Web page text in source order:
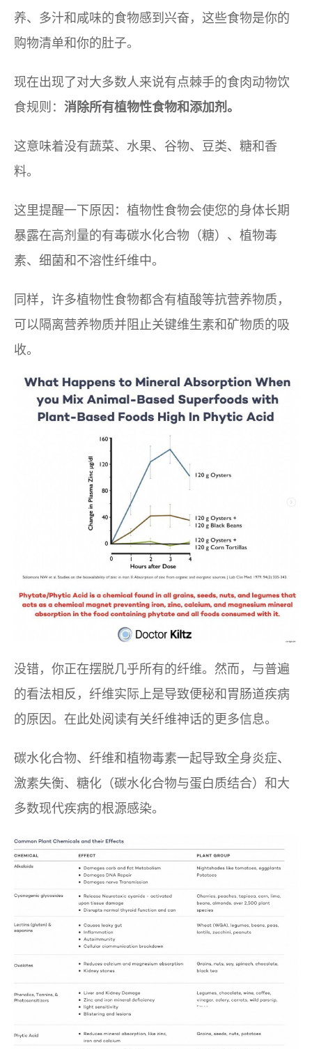
养、多汁和咸味的食物感到兴奋，这些食物是你的
购物清单和你的肚子。
现在出现了对大多数人来说有点棘手的食肉动物饮
食规则： 消除所有植物性食物和添加剂。
这意味着没有蔬菜、水果、谷物、豆类、糖和香
料。
这里提醒一下原因：植物性食物会使您的身体长期
暴露在高剂量的有毒碳水化合物（糖）、植物毒
素、细菌和不溶性纤维中。
同样，许多植物性食物都含有植酸等抗营养物质，
可以隔离营养物质并阻止关键维生素和矿物质的吸
收。
没错，你正在摆脱几乎所有的纤维。然而，与普遍
的看法相反，纤维实际上是导致便秘和胃肠道疾病
的原因。在此处阅读有关纤维神话的更多信息。
碳水化合物、纤维和植物毒素一起导致全身炎症、
激素失衡、糖化（碳水化合物与蛋白质结合）和大
多数现代疾病的根源感染。